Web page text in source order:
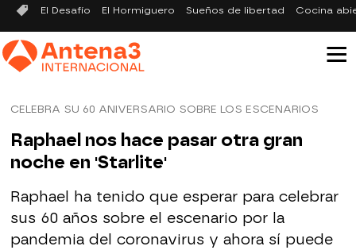
El Desafío El Hormiguero Sueños de libertad Cocina
CELEBRA SU 60 ANIVERSARIO SOBRE LOS ESCENARIOS
Raphael nos hace pasar otra gran
noche en 'Starlite'
Raphael ha tenido que esperar para celebrar
sus 60 años sobre el escenario por la
pandemia del coronavirus y ahora sí puede